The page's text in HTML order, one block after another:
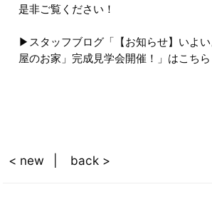
是非ご覧ください！
▶スタッフブログ「【お知らせ】いよ
屋のお家」完成見学会開催！」はこちら
< new back >